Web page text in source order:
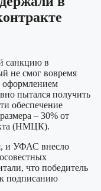
санкцию в
не смог вовремя
оформлением
пытался получить
обеспечение
– 30% от
(НМЦК).
и УФАС внесло
что победитель
подписанию